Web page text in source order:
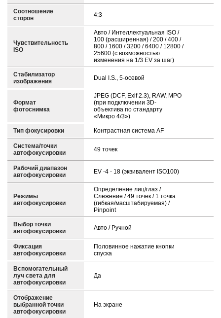
Соотношение
сторон
4:3
Чувствительность
ISO
Авто / Интеллектуальная ISO /
100 (расширенная) / 200 / 400 /
800 / 1600 / 3200 / 6400 / 12800 /
25600 (с возможностью
изменения на 1/3 EV за шаг)
Стабилизатор
изображения
Dual I.S., 5-осевой
Формат
фотоснимка
JPEG (DCF, Exif 2.3), RAW, MPO
(при подключении 3D-
объектива по стандарту
«Микро 4/3»)
Тип фокусировки Контрастная система AF
Система/точки
автофокусировки
49 точек
Рабочий диапазон
автофокусировки
EV -4 - 18 (эквивалент ISO100)
Режимы
автофокусировки
Определение лиц/глаз /
Слежение / 49 точек / 1 точка
(гибкая/масштабируемая) /
Pinpoint
Выбор точки
автофокусировки
Авто / Ручной
Фиксация
автофокусировки
Половинное нажатие кнопки
спуска
Вспомогательный
луч света для
автофокусировки
Да
Отображение
выбранной точки
автофокусировки
На экране